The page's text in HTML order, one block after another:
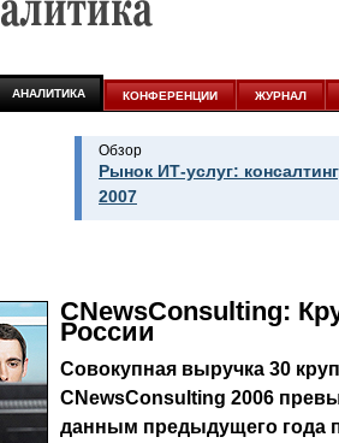
участвовать
АНАЛИТИКА КОНФЕРЕНЦИИ ЖУРНАЛ
Обзор
Рынок ИТ-услуг:
2007
CNewsConsulting:
России
Совокупная выручка 30
CNewsConsulting 2006
данным предыдущего года